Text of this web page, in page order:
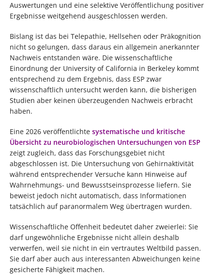
Auswertungen und eine selektive Veröffentlichung positiver
Ergebnisse weitgehend ausgeschlossen werden.
Bislang ist das bei Telepathie, Hellsehen oder Präkognition
nicht so gelungen, dass daraus ein allgemein anerkannter
Nachweis entstanden wäre. Die wissenschaftliche
Einordnung der University of California in Berkeley kommt
entsprechend zu dem Ergebnis, dass ESP zwar
wissenschaftlich untersucht werden kann, die bisherigen
Studien aber keinen überzeugenden Nachweis erbracht
haben.
Eine 2026 veröffentlichte systematische und kritische
Übersicht zu neurobiologischen Untersuchungen von ESP
zeigt zugleich, dass das Forschungsgebiet nicht
abgeschlossen ist. Die Untersuchung von Gehirnaktivität
während entsprechender Versuche kann Hinweise auf
Wahrnehmungs- und Bewusstseinsprozesse liefern. Sie
beweist jedoch nicht automatisch, dass Informationen
tatsächlich auf paranormalem Weg übertragen wurden.
Wissenschaftliche Offenheit bedeutet daher zweierlei: Sie
darf ungewöhnliche Ergebnisse nicht allein deshalb
verwerfen, weil sie nicht in ein vertrautes Weltbild passen.
Sie darf aber auch aus interessanten Abweichungen keine
gesicherte Fähigkeit machen.